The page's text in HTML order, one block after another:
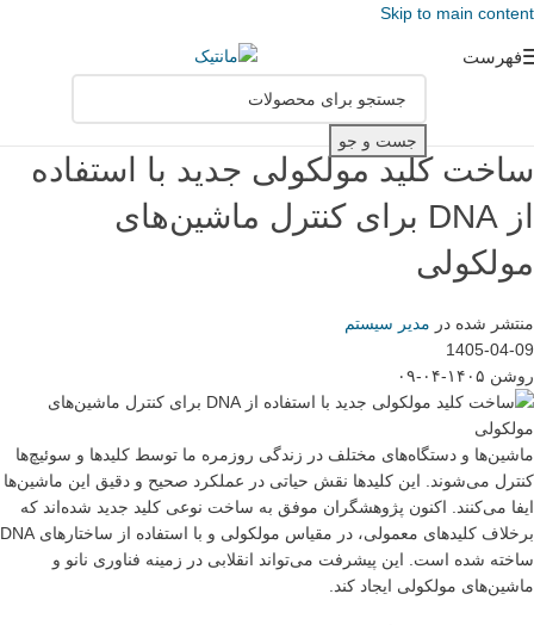
Skip to main content
فهرست
جست و جو
ساخت کلید مولکولی جدید با استفاده
از DNA برای کنترل ماشین‌های
مولکولی
منتشر شده در مدیر سیستم
1405-04-09
روشن ۱۴۰۵-۰۴-۰۹
ماشین‌ها و دستگاه‌های مختلف در زندگی روزمره ما توسط کلیدها و سوئیچ‌ها
کنترل می‌شوند. این کلیدها نقش حیاتی در عملکرد صحیح و دقیق این ماشین‌ها
ایفا می‌کنند. اکنون پژوهشگران موفق به ساخت نوعی کلید جدید شده‌اند که
برخلاف کلیدهای معمولی، در مقیاس مولکولی و با استفاده از ساختارهای DNA
ساخته شده است. این پیشرفت می‌تواند انقلابی در زمینه فناوری نانو و
ماشین‌های مولکولی ایجاد کند.